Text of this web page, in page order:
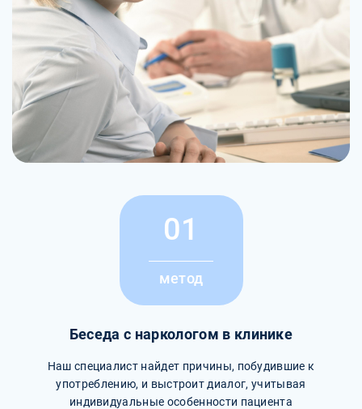
01
метод
Беседа с наркологом в клинике
Наш специалист найдет причины, побудившие к
употреблению, и выстроит диалог, учитывая
индивидуальные особенности пациента